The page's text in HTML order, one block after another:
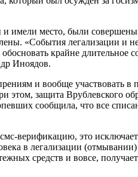
имели место, были
«События легализации и
крайне длительное
Иноядов.
и вообще
защита Врублевского
сообщила, что все
верификацию, это
в легализации
средств и вовсе,